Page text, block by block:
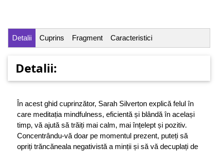
Detalii Cuprins Fragment Caracteristici
Detalii:
În acest ghid cuprinzător, Sarah Silverton explică felul în
care meditația mindfulness, eficientă și blândă în același
timp, vă ajută să trăiți mai calm, mai înțelept și pozitiv.
Concentrându-vă doar pe momentul prezent, puteți să
opriți trăncăneala negativistă a minții și să vă decuplați de